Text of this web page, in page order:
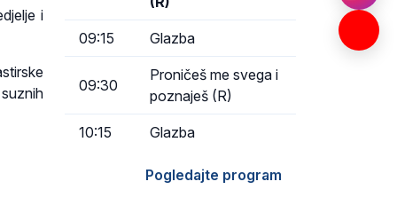
i
09:15 Glazba
09:30
Proničeš me svega i
poznaješ (R)
10:15 Glazba
Pogledajte program